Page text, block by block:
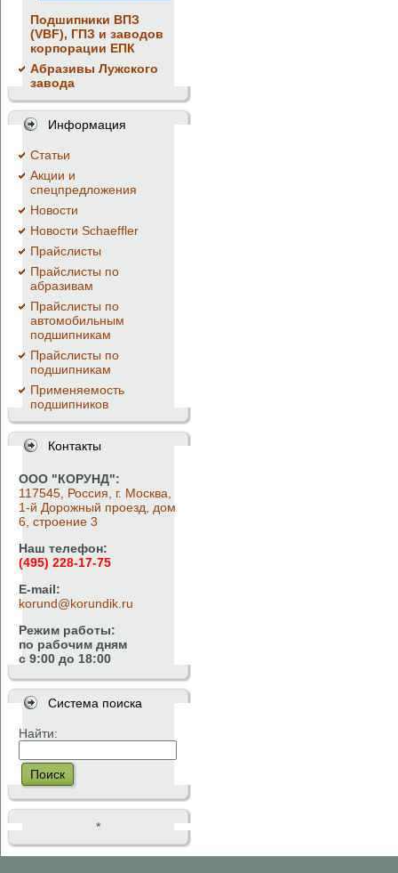
Подшипники ВПЗ
(VBF), ГПЗ и заводов
корпорации ЕПК
Абразивы Лужского
завода
Информация
Cтатьи
Акции и
спецпредложения
Новости
Новости Schaeffler
Прайслисты
Прайслисты по
абразивам
Прайслисты по
автомобильным
подшипникам
Прайслисты по
подшипникам
Применяемость
подшипников
Контакты
ООО "КОРУНД":
117545, Россия, г. Москва,
1-й Дорожный проезд, дом
6, строение 3
Наш телефон:
(495) 228-17-75
E-mail:
korund@korundik.ru
Режим работы:
по рабочим дням
с 9:00 до 18:00
Система поиска
Найти:
Поиск
*